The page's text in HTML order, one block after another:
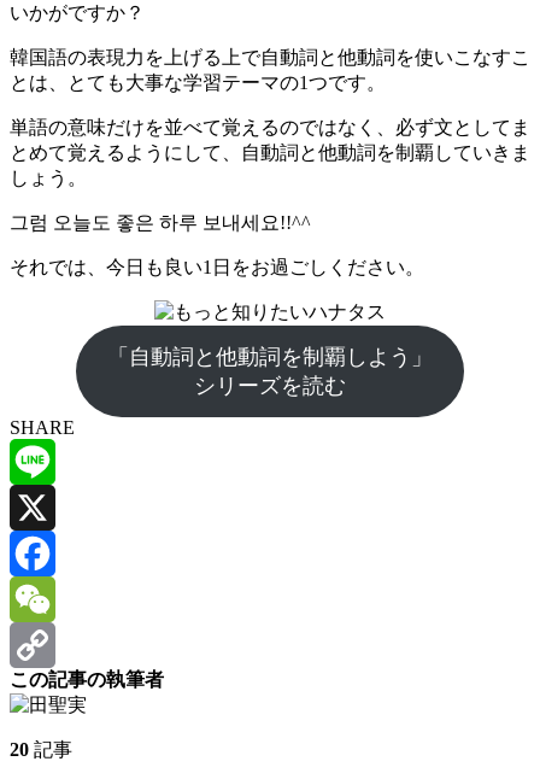
いかがですか？
韓国語の表現力を上げる上で自動詞と他動詞を使いこなすこ
とは、とても大事な学習テーマの1つです。
単語の意味だけを並べて覚えるのではなく、必ず文としてま
とめて覚えるようにして、自動詞と他動詞を制覇していきま
しょう。
그럼 오늘도 좋은 하루 보내세요!!^^
それでは、今日も良い1日をお過ごしください。
「自動詞と他動詞を制覇しよう」
シリーズを読む
SHARE
Line
X
Facebook
WeChat
Copy
Link
この記事の執筆者
20 記事